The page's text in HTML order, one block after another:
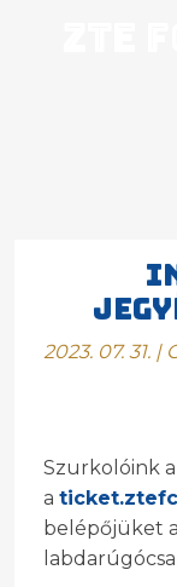
2023. 07. 31. |
Szurkolóink
a
belépőjüket